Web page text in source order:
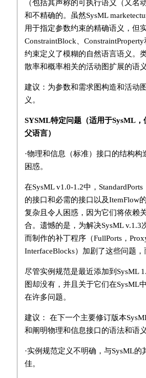
（包括其声称的可执行语义（又名
和不精确的。虽然SysML
用于指定参数约束的精确语义，但
ConstraintBlock、
约束定义了模糊的自然语言语义。
散率和概率相关的活动图扩展的语
建议：为参数和需求图构造和活动
义。
SYSML特定问题（适用于SysML
父语言）
·物理和信息（标准）接口的结构构
困惑。
在SysML v1.0-1.2中，
的接口和必需的接口以及ItemFlow
复杂且令人困惑，因为它们将依赖
合。遗憾的是，为解决SysML v.1.3
而制作的补丁程序（FullPorts，
InterfaceBlocks）加剧了这些问题，
尽管实例规范是最近添加到SysML
图却没有，并且关于它们在SysML
在许多问题。
建议： 在下一个主要修订版本
和阐明物理和信息接口的语法和语义
·实例规范定义不明确，与SysML的
佳。